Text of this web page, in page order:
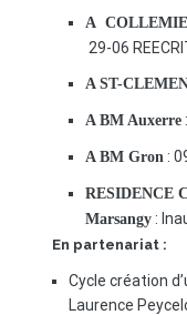
A
29-06
A ST-
A BM Auxerre
A BM Gron :
RESIDENCE
Marsangy :
En partenariat :
Cycle création
Laurence